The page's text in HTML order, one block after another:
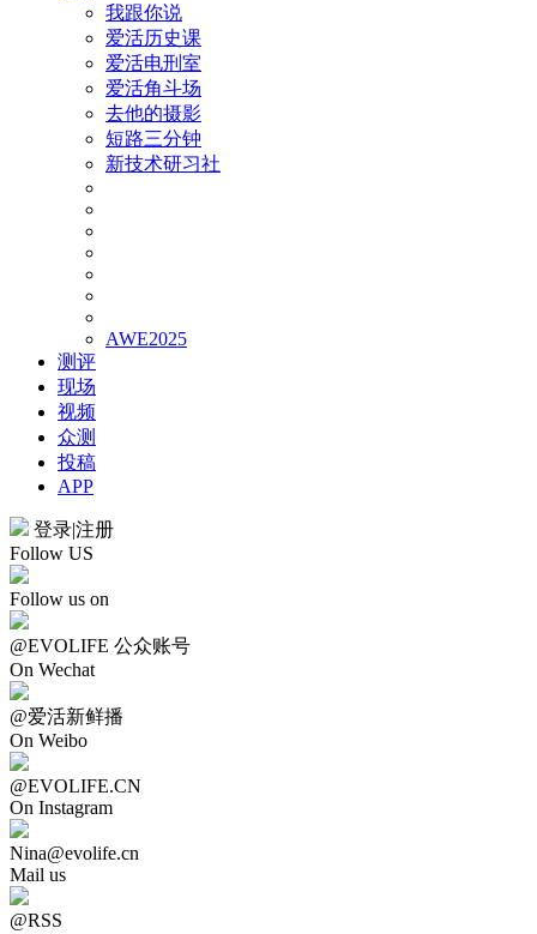
我跟你说
爱活历史课
爱活电刑室
爱活角斗场
去他的摄影
短路三分钟
新技术研习社
AWE2025
测评
现场
视频
众测
投稿
APP
登录|注册
Follow US
Follow us on
@EVOLIFE 公众账号
On Wechat
@爱活新鲜播
On Weibo
@EVOLIFE.CN
On Instagram
Nina@evolife.cn
Mail us
@RSS